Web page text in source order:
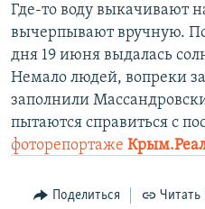
Где-то воду выкачивают
вычерпывают вручную.
дня 19 июня выдалась
Немало людей, вопреки
заполнили
пытаются справиться с
фоторепортаже
Поделиться Читать